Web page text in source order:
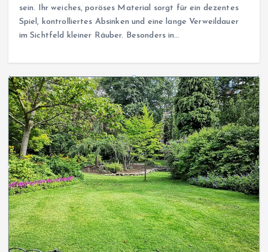
sein. Ihr weiches, poröses Material sorgt für ein dezentes
Spiel, kontrolliertes Absinken und eine lange Verweildauer
im Sichtfeld kleiner Räuber. Besonders in…